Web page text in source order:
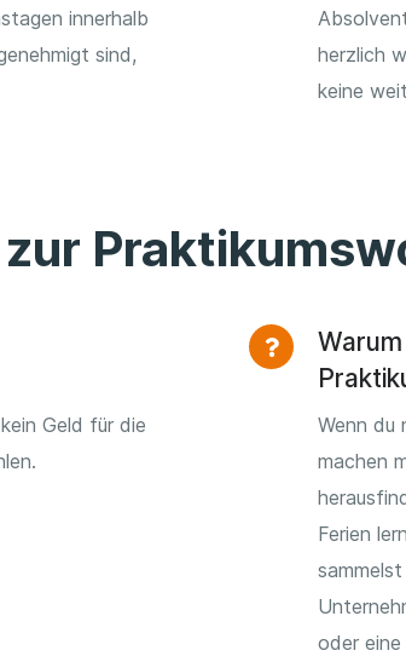
innerhalb
sind,
herzlich
keine
Geld für die
Wenn du
machen
Ferien
oder